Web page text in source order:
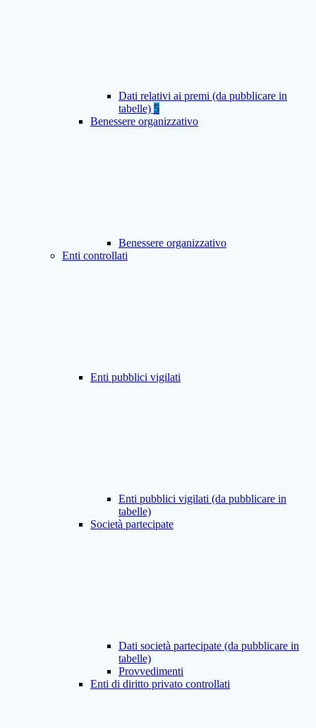
Dati relativi ai premi (da pubblicare in
tabelle) 5
Benessere organizzativo
Benessere organizzativo
Enti controllati
Enti pubblici vigilati
Enti pubblici vigilati (da pubblicare in
tabelle)
Società partecipate
Dati società partecipate (da pubblicare in
tabelle)
Provvedimenti
Enti di diritto privato controllati